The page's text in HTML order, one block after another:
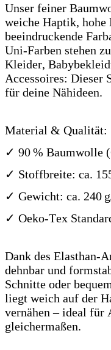
Unser feiner
weiche Haptik,
beeindruckende
Uni-Farben stehen
Kleider,
Accessoires:
für deine Nähideen.
Material & Qualität:
✓ 90 % Baumwolle
✓ Stoffbreite: ca.
✓ Gewicht: ca. 240
✓ Oeko-Tex
Dank des Elasthan-
dehnbar und
Schnitte oder
liegt weich auf der
vernähen – ideal für
gleichermaßen.